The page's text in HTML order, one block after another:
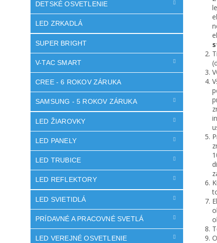
DETSKÉ OSVETLENIE
LED ZRKADLÁ
SUPER BRIGHT
V-TAC SMART
CREE - 6 ROKOV ZÁRUKA
SAMSUNG - 5 ROKOV ZÁRUKA
LED ŽIAROVKY
LED PANELY
LED TRUBICE
LED REFLEKTORY
LED SVIETIDLÁ
PRÍDAVNÉ A PRACOVNÉ SVETLÁ
LED VEREJNÉ OSVETLENIE